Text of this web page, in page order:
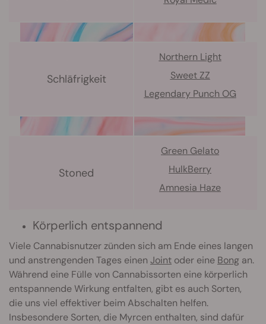
Schläfrigkeit
Northern Light
Sweet ZZ
Legendary Punch OG
Stoned
Green Gelato
HulkBerry
Amnesia Haze
Körperlich entspannend
Viele Cannabisnutzer zünden sich am Ende eines langen
und anstrengenden Tages einen Joint oder eine Bong an.
Während eine Fülle von Cannabissorten eine körperlich
entspannende Wirkung entfalten, gibt es auch Sorten,
die uns viel effektiver beim Abschalten helfen.
Insbesondere Sorten, die Myrcen enthalten, sind dafür